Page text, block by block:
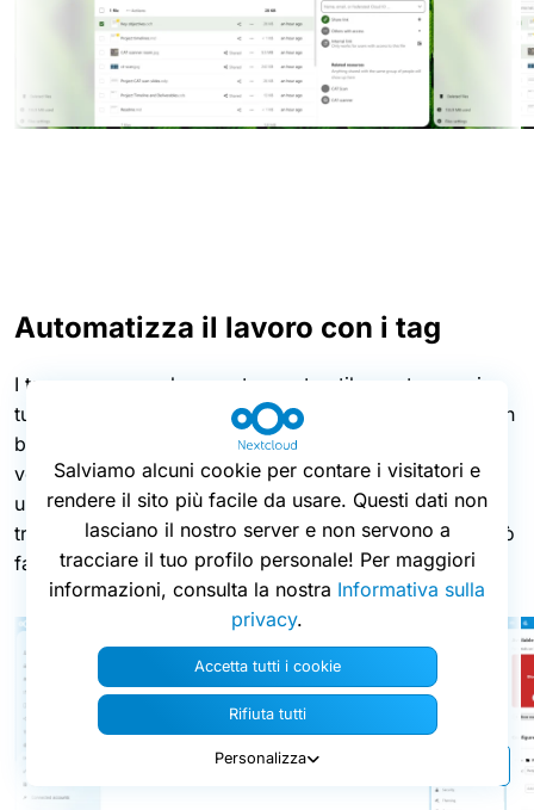
Automatizza il lavoro con i tag
I tag non sono solo uno strumento utile per trovare i
tuoi file. È possibile automatizzare una serie di azioni in
base ai tag e ad altri fattori. Ad esempio, vuoi che
venga inviato un messaggio di chat quando un file in
una cartella specifica viene modificato? Vuoi
trasformare i file con un determinato tag in PDF? Si può
fare!
Salviamo alcuni cookie per contare i visitatori e
rendere il sito più facile da usare. Questi dati non
lasciano il nostro server e non servono a
tracciare il tuo profilo personale! Per maggiori
informazioni, consulta la nostra Informativa sulla
privacy.
Accetta tutti i cookie
Rifiuta tutti
Personalizza